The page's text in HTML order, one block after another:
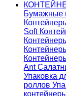
Бумажные
Soft
Ant
Упаковка
роллов